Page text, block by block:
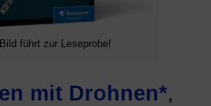
führt zur Leseprobe!
mit Drohnen*,